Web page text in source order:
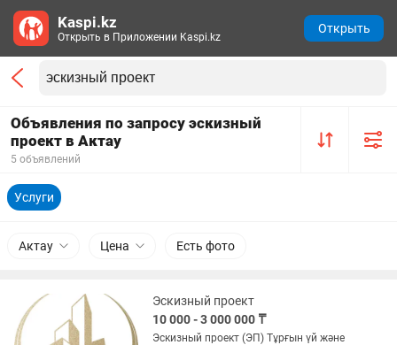
Объявления по запросу эскизный
проект в Актау
5 объявлений
Услуги
Актау Цена Есть фото
Эскизный проект
10 000 - 3 000 000 ₸
Эскизный проект (ЭП) Тұрғын үй және
Kaspi.kz
Открыть в Приложении Kaspi.kz
Открыть